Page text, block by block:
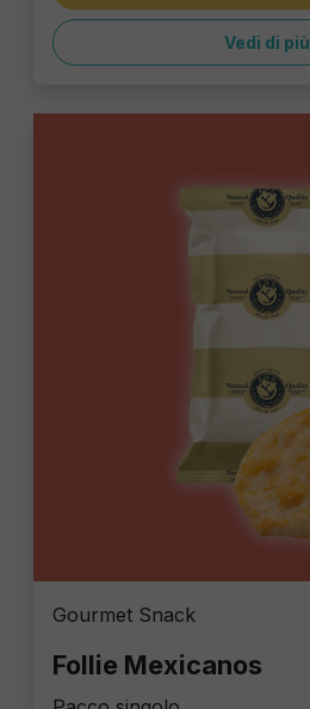
Vedi di più
Gourmet Snack
Follie Mexicanos